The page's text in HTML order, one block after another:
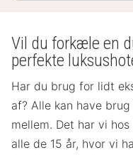
Vil du forkæle en
perfekte
Har du brug for lidt
af? Alle kan have
mellem. Det har vi
alle de 15 år, hvor vi